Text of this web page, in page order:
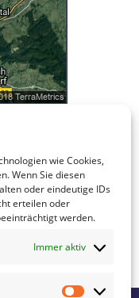
wie Cookies,
Wenn Sie diesen
oder eindeutige IDs
erteilen oder
werden.
Immer aktiv